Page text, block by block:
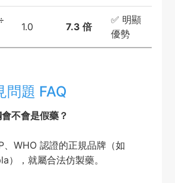
1.0 7.3 倍
✅ 明顯
優勢
問題 FAQ
不會是假藥？
、WHO 認證的正規品牌（如
），就屬合法仿製藥。